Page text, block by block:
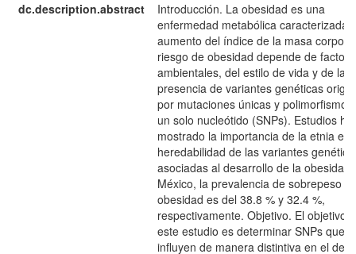
dc.description.abstract
Introducción. La obesidad es una
enfermedad metabólica caracterizada
aumento del índice de la masa
riesgo de obesidad depende de
ambientales, del estilo de vida y de la
presencia de variantes genéticas
por mutaciones únicas y polimorfismos
un solo nucleótido (SNPs). Estudios
mostrado la importancia de la etnia en
heredabilidad de las variantes
asociadas al desarrollo de la
México, la prevalencia de sobrepeso y
obesidad es del 38.8 % y 32.4 %,
respectivamente. Objetivo. El objetivo
este estudio es determinar SNPs que
influyen de manera distintiva en el